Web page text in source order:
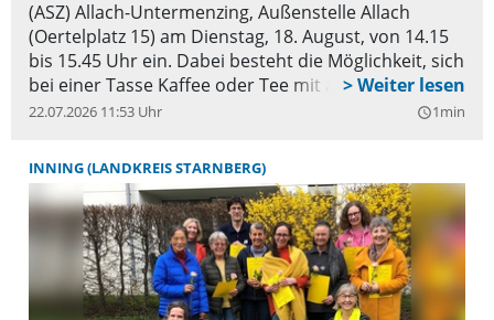
(ASZ) Allach-Untermenzing, Außenstelle Allach
(Oertelplatz 15) am Dienstag, 18. August, von 14.15
bis 15.45 Uhr ein. Dabei besteht die Möglichkeit, sich
bei einer Tasse Kaffee oder Tee mit anderen
Angehörigen auszutauschen, dadurch Entlastung zu
Gäste erhalten außerdem wertvolle Tipps und
Informationen zu wechselnden Themen. Eine
Teilnahme ist auf Anfrage auch online möglich. Um
Anmeldung unter Tel. 089/17119690 wird gebeten.
22.07.2026 11:53 Uhr query_builder1min
INNING (LANDKREIS STARNBERG)